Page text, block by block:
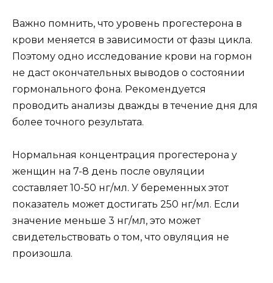
Важно помнить, что уровень прогестерона в
крови меняется в зависимости от фазы цикла.
Поэтому одно исследование крови на гормон
не даст окончательных выводов о состоянии
гормонального фона. Рекомендуется
проводить анализы дважды в течение дня для
более точного результата.
Нормальная концентрация прогестерона у
женщин на 7-8 день после овуляции
составляет 10-50 нг/мл. У беременных этот
показатель может достигать 250 нг/мл. Если
значение меньше 3 нг/мл, это может
свидетельствовать о том, что овуляция не
произошла.